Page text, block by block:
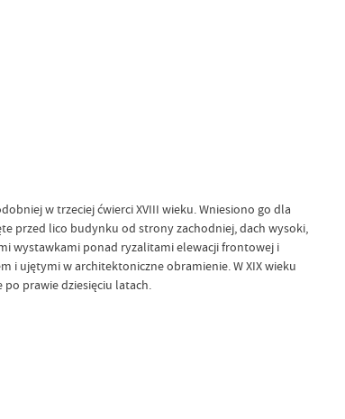
w trzeciej ćwierci XVIII wieku. Wniesiono go dla
przed lico budynku od strony zachodniej, dach wysoki,
wystawkami ponad ryzalitami elewacji frontowej i
i ujętymi w architektoniczne obramienie. W XIX wieku
prawie dziesięciu latach.